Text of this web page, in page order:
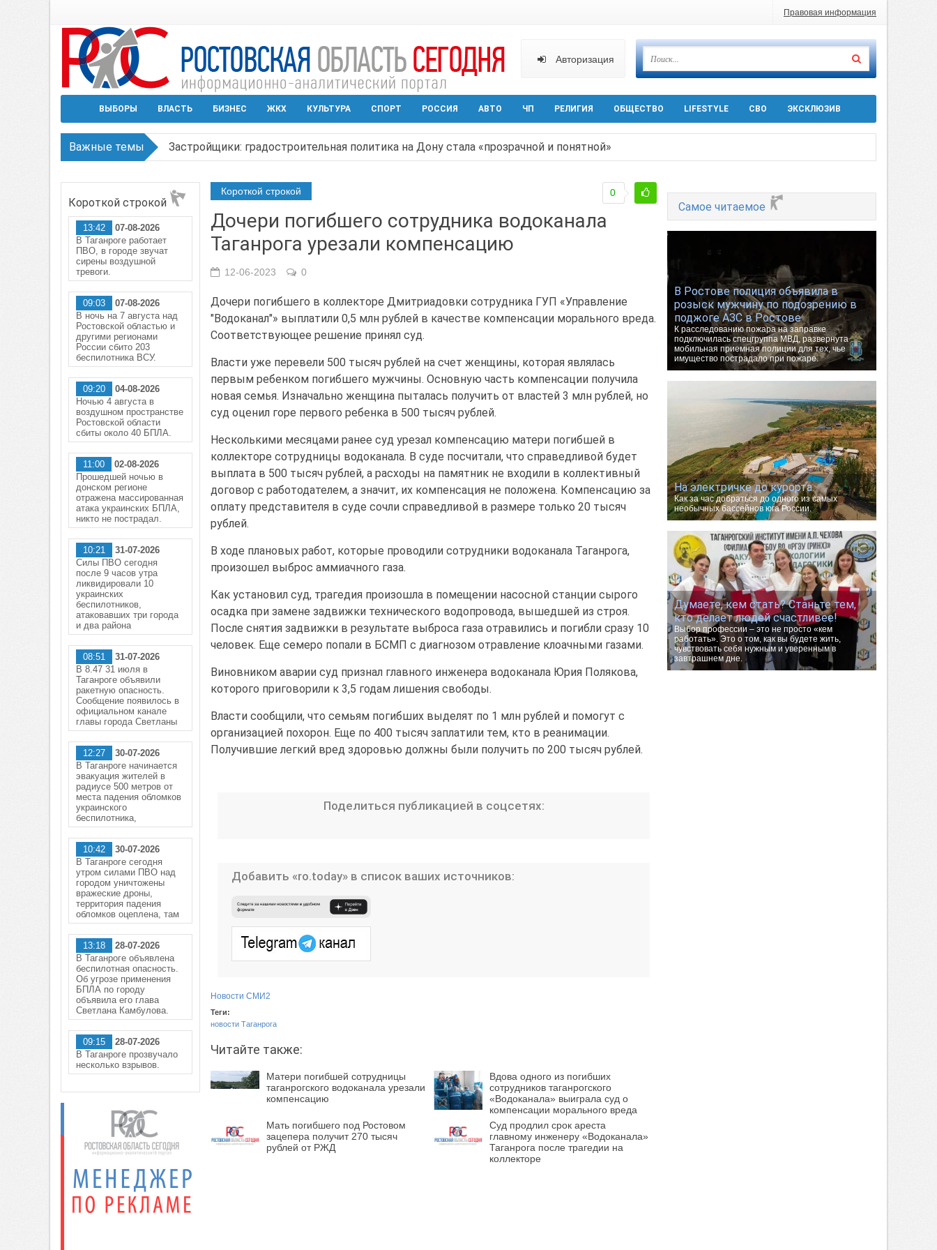
Правовая информация
Авторизация
ВЫБОРЫ ВЛАСТЬ БИЗНЕС ЖКХ КУЛЬТУРА СПОРТ РОССИЯ АВТО ЧП РЕЛИГИЯ ОБЩЕСТВО LIFESTYLE СВО ЭКСКЛЮЗИВ
Важные темы Застройщики: градостроительная политика на Дону стала «прозрачной и понятной»
В Чеховской библиотеке Таганрога открылась выставка посткроссинга
В Ростове задержан подозреваемый в ночном поджоге — сгорела АЗС и около двух десятков машин
Среди детей, ставших жертвами вражеской атаки в Геленжике, два малыша из Шахт
Короткой строкой
Дочери погибшего сотрудника водоканала
Таганрога урезали компенсацию
0
12-06-2023 0
Дочери погибшего в коллекторе Дмитриадовки сотрудника ГУП «Управление
"Водоканал"» выплатили 0,5 млн рублей в качестве компенсации морального вреда.
Соответствующее решение принял суд.
Власти уже перевели 500 тысяч рублей на счет женщины, которая являлась
первым ребенком погибшего мужчины. Основную часть компенсации получила
новая семья. Изначально женщина пыталась получить от властей 3 млн рублей, но
суд оценил горе первого ребенка в 500 тысяч рублей.
Несколькими месяцами ранее суд урезал компенсацию матери погибшей в
коллекторе сотрудницы водоканала. В суде посчитали, что справедливой будет
выплата в 500 тысяч рублей, а расходы на памятник не входили в коллективный
договор с работодателем, а значит, их компенсация не положена. Компенсацию за
оплату представителя в суде сочли справедливой в размере только 20 тысяч
рублей.
В ходе плановых работ, которые проводили сотрудники водоканала Таганрога,
произошел выброс аммиачного газа.
Как установил суд, трагедия произошла в помещении насосной станции сырого
осадка при замене задвижки технического водопровода, вышедшей из строя.
После снятия задвижки в результате выброса газа отравились и погибли сразу 10
человек. Еще семеро попали в БСМП с диагнозом отравление клоачными газами.
Виновником аварии суд признал главного инженера водоканала Юрия Полякова,
которого приговорили к 3,5 годам лишения свободы.
Власти сообщили, что семьям погибших выделят по 1 млн рублей и помогут с
организацией похорон. Еще по 400 тысяч заплатили тем, кто в реанимации.
Получившие легкий вред здоровью должны были получить по 200 тысяч рублей.
Поделиться публикацией в соцсетях:
Добавить «ro.today» в список ваших источников:
Новости СМИ2
Теги:
новости Таганрога
Читайте также:
Матери погибшей сотрудницы
таганрогского водоканала урезали
компенсацию
Вдова одного из погибших
сотрудников таганрогского
«Водоканала» выиграла суд о
компенсации морального вреда
Мать погибшего под Ростовом
зацепера получит 270 тысяч
рублей от РЖД
Суд продлил срок ареста
главному инженеру «Водоканала»
Таганрога после трагедии на
коллекторе
Самое читаемое
В Ростове полиция объявила в
розыск мужчину по подозрению в
поджоге АЗС в Ростове
К расследованию пожара на заправке
подключилась спецгруппа МВД, развернута
мобильная приемная полиции для тех, чье
имущество пострадало при пожаре.
На электричке до курорта.
Как за час добраться до одного из самых
необычных бассейнов юга России.
Думаете, кем стать? Станьте тем,
кто делает людей счастливее!
Выбор профессии – это не просто «кем
работать». Это о том, как вы будете жить,
чувствовать себя нужным и уверенным в
завтрашнем дне.
Короткой строкой
13:42
07-08-2026
В Таганроге работает
ПВО, в городе звучат
сирены воздушной
тревоги.
09:03
07-08-2026
В ночь на 7 августа над
Ростовской областью и
другими регионами
России сбито 203
беспилотника ВСУ.
09:20
04-08-2026
Ночью 4 августа в
воздушном пространстве
Ростовской области
сбиты около 40 БПЛА.
11:00
02-08-2026
Прошедшей ночью в
донском регионе
отражена массированная
атака украинских БПЛА,
никто не пострадал.
10:21
31-07-2026
Силы ПВО сегодня
после 9 часов утра
ликвидировали 10
украинских
беспилотников,
атаковавших три города
и два района
08:51
31-07-2026
В 8.47 31 июля в
Таганроге объявили
ракетную опасность.
Сообщение появилось в
официальном канале
главы города Светланы
12:27
30-07-2026
В Таганроге начинается
эвакуация жителей в
радиусе 500 метров от
места падения обломков
украинского
беспилотника,
10:42
30-07-2026
В Таганроге сегодня
утром силами ПВО над
городом уничтожены
вражеские дроны,
территория падения
обломков оцеплена, там
13:18
28-07-2026
В Таганроге объявлена
беспилотная опасность.
Об угрозе применения
БПЛА по городу
объявила его глава
Светлана Камбулова.
09:15
28-07-2026
В Таганроге прозвучало
несколько взрывов.